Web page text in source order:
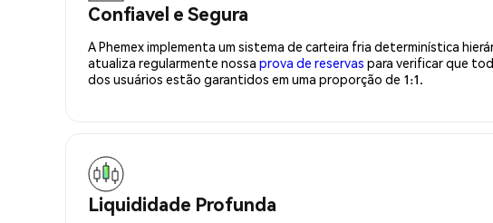
Confiavel e Segura
A Phemex implementa um sistema de carteira fria determinística
atualiza regularmente nossa prova de reservas para verificar que
dos usuários estão garantidos em uma proporção de 1:1.
Liquididade Profunda